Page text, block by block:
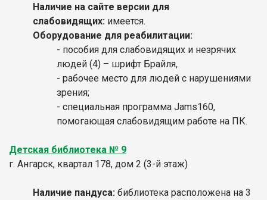
Наличие на сайте версии для
слабовидящих: имеется.
Оборудование для реабилитации:
- пособия для слабовидящих и незрячих
людей (4) – шрифт Брайля,
- рабочее место для людей с нарушениями
зрения;
- специальная программа Jams160,
помогающая слабовидящим работе на ПК.
Детская библиотека № 9
г. Ангарск, квартал 178, дом 2 (3-й этаж)
Наличие пандуса: библиотека расположена на 3